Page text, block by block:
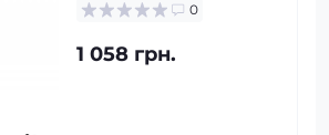
0
1 058 грн.